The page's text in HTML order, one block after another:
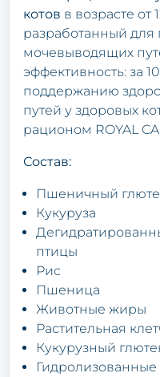
котов в возрасте
разработанный
мочевыводящих
эффективность: за
поддержанию
путей у здоровых
рационом ROYAL
Состав:
Пшеничный
Кукуруза
птицы
Рис
Пшеница
Животные жиры
Растительная
Кукурузный